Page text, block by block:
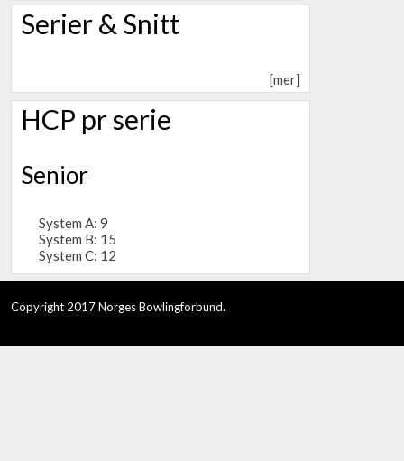
Serier & Snitt
[mer]
HCP pr serie
Senior
System A: 9
System B: 15
System C: 12
Copyright 2017 Norges Bowlingforbund.